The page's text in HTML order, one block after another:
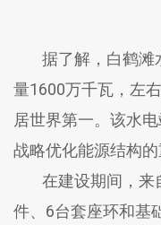
据了解，白鹤滩水
量1600万千瓦，左
居世界第一。该水
战略优化能源结构
在建设期间，来自
件、6台套座环和基